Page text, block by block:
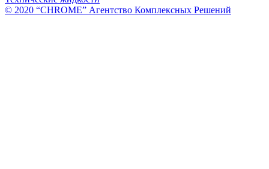
© 2020 “CHROME” Агентство Комплексных Решений